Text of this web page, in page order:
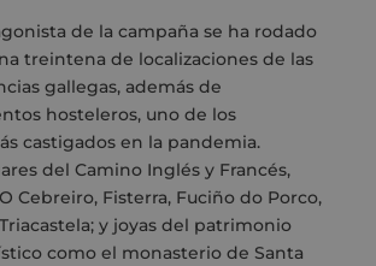
de la campaña se ha rodado
treintena de localizaciones de las
gallegas, además de
hosteleros, uno de los
castigados en la pandemia.
del Camino Inglés y Francés,
Cebreiro, Fisterra, Fuciño do Porco,
y joyas del patrimonio
como el monasterio de Santa